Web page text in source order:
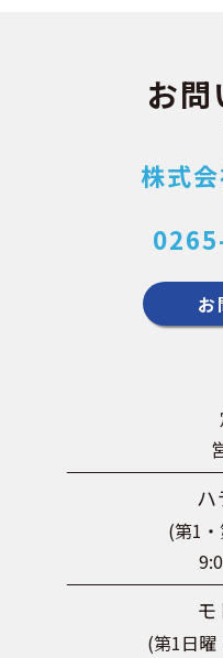
お問
株式
お
ハ
(第1
(第1日曜